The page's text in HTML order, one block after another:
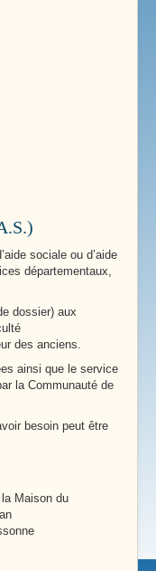
sociale ou d’aide
départementaux,
dossier) aux
des anciens.
ainsi que le service
la Communauté de
besoin peut être
Maison du